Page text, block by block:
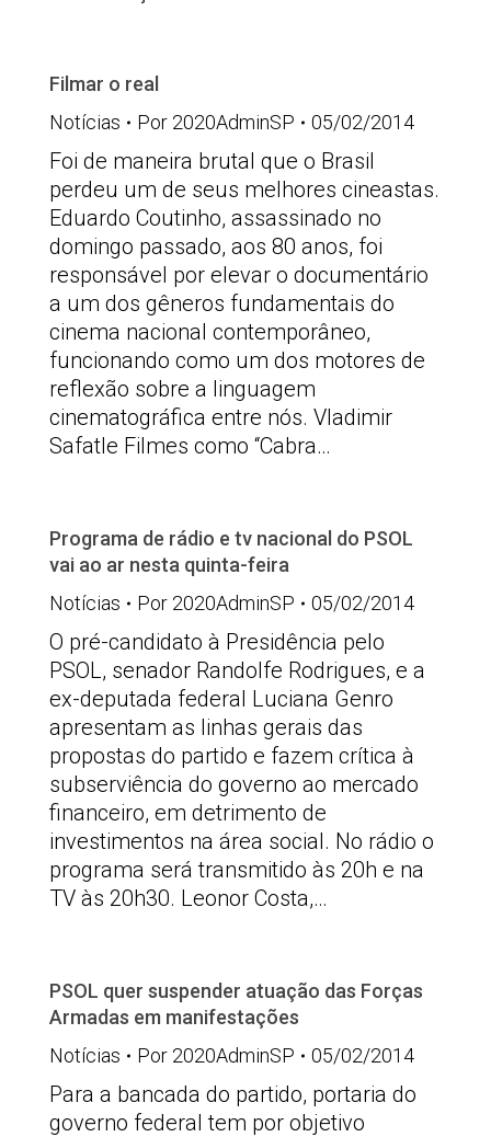
Filmar o real
Notícias
Por 2020AdminSP 05/02/2014
Foi de maneira brutal que o Brasil
perdeu um de seus melhores cineastas.
Eduardo Coutinho, assassinado no
domingo passado, aos 80 anos, foi
responsável por elevar o documentário
a um dos gêneros fundamentais do
cinema nacional contemporâneo,
funcionando como um dos motores de
reflexão sobre a linguagem
cinematográfica entre nós. Vladimir
Safatle Filmes como “Cabra…
Programa de rádio e tv nacional do PSOL
vai ao ar nesta quinta-feira
Notícias
Por 2020AdminSP 05/02/2014
O pré-candidato à Presidência pelo
PSOL, senador Randolfe Rodrigues, e a
ex-deputada federal Luciana Genro
apresentam as linhas gerais das
propostas do partido e fazem crítica à
subserviência do governo ao mercado
financeiro, em detrimento de
investimentos na área social. No rádio o
programa será transmitido às 20h e na
TV às 20h30. Leonor Costa,…
PSOL quer suspender atuação das Forças
Armadas em manifestações
Notícias
Por 2020AdminSP 05/02/2014
Para a bancada do partido, portaria do
governo federal tem por objetivo